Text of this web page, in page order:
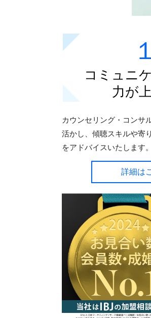
１
コミュニ
力が
カウンセリング・コンサ
活かし、傾聴スキルや寄
をアドバイスいたします。
詳細は